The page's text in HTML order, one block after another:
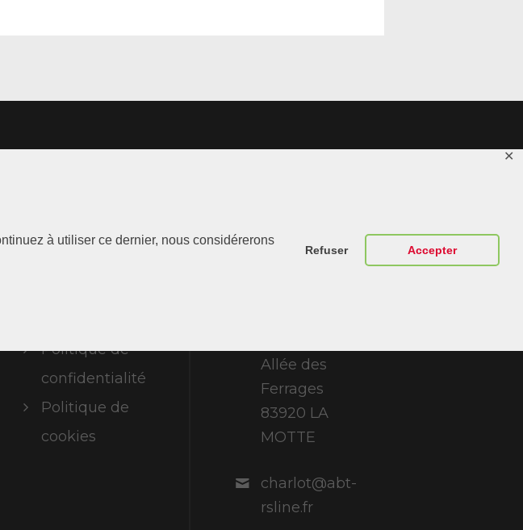
à utiliser ce dernier, nous considérerons
Refuser Accepter
✕
Politique de
confidentialité
Politique de
cookies
Nous
Allée des
Ferrages
83920 LA
MOTTE
charlot@abt-
rsline.fr